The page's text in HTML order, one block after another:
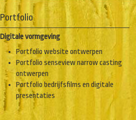
Portfolio
Digitale vormgeving
Portfolio website ontwerpen
Portfolio senseview narrow casting
ontwerpen
Portfolio bedrijfsfilms en digitale
presentaties